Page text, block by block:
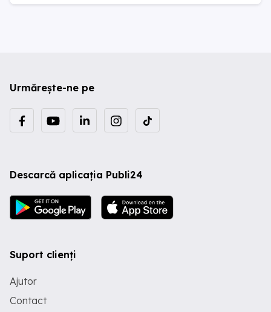
Urmărește-ne pe
Descarcă aplicația Publi24
Suport clienți
Ajutor
Contact